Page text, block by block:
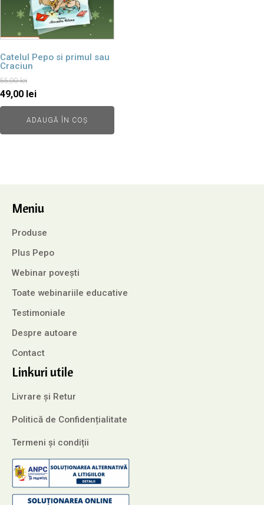
Catelul Pepo si primul sau
Craciun
55,00lei
Prețul
inițial
fost:
49,00 leiPrețul
curent
este:
49,00 lei.
ADAUGĂ ÎN COȘ
Meniu
Produse
Plus Pepo
Webinar povești
Toate webinariile educative
Testimoniale
Despre autoare
Contact
Linkuri utile
Livrare și Retur
Politică de Confidențialitate
Termeni și condiții